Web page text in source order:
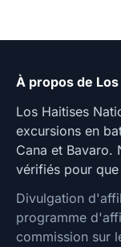
À propos de
Los Haitises
excursions en
Cana et Bavaro.
vérifiés pour
Divulgation
programme
commission sur